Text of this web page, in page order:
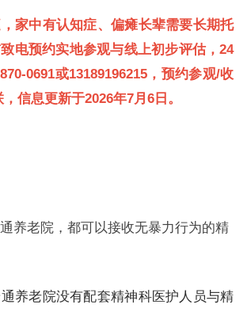
家中有认知症、偏瘫长辈需要长期托
电预约实地参观与线上初步评估，24
0691或13189196215，预约参观/收
信息更新于2026年7月6日。
养老院，都可以接收无暴力行为的精
养老院没有配套精神科医护人员与精